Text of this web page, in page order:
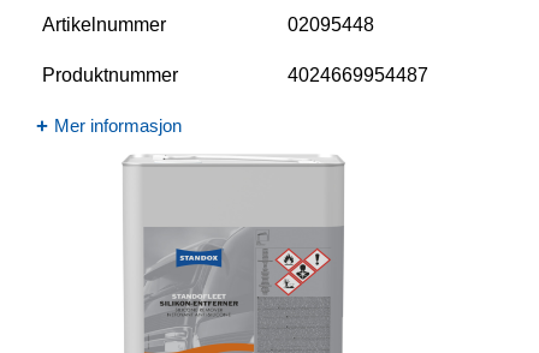
Artikelnummer 02095448
Produktnummer 4024669954487
Mer informasjon